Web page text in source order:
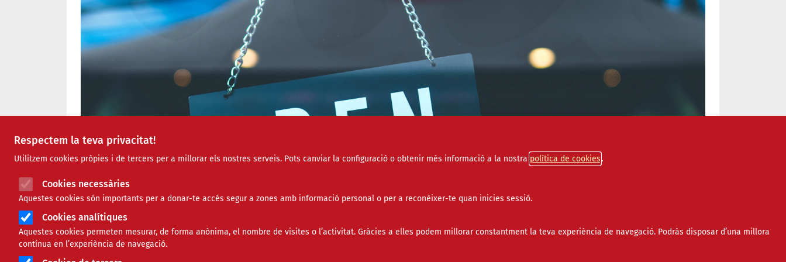
Respectem la teva privacitat!
Utilitzem cookies pròpies i de tercers per a millorar els nostres serveis. Pots canviar la configuració o obtenir més informació a la nostra política de cookies
Cookies necessàries
Aquestes cookies són importants per a donar-te accés segur a zones amb informació personal o per a reconèixer-te quan inicies sessió.
Cookies analítiques
Aquestes cookies permeten mesurar, de forma anònima, el nombre de visites o l’activitat. Gràcies a elles podem millorar constantment la teva experiència de navegació. Podràs disposar d’una millora
contínua en l’experiència de navegació.